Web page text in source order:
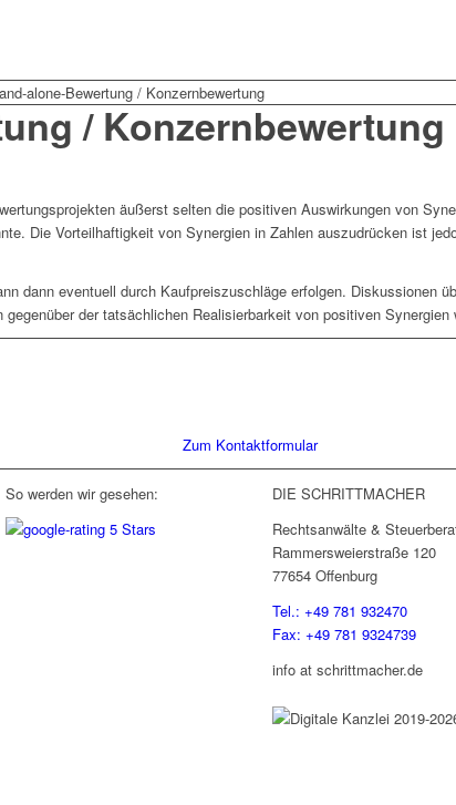
alone-Bewertung / Konzernbewertung
/ Konzernbewertung
äußerst selten die positiven Auswirkungen von
Die Vorteilhaftigkeit von Synergien in Zahlen auszudrücken ist
dann eventuell durch Kaufpreiszuschläge erfolgen. Diskussionen
der tatsächlichen Realisierbarkeit von positiven
Zum Kontaktformular
So werden wir gesehen:
DIE SCHRITTMACHER
Rechtsanwälte &
Rammersweierstraße 120
77654 Offenburg
Tel.: +49 781 932470
Fax: +49 781 9324739
info at schrittmacher.de